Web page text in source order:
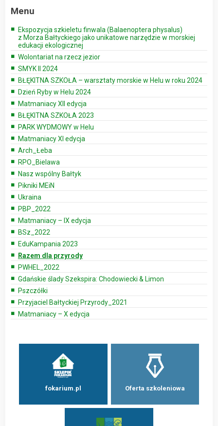
Menu
Ekspozycja szkieletu finwala (Balaenoptera physalus)
z Morza Bałtyckiego jako unikatowe narzędzie w morskiej
edukacji ekologicznej
Wolontariat na rzecz jezior
SMYK II 2024
BŁĘKITNA SZKOŁA – warsztaty morskie w Helu w roku 2024
Dzień Ryby w Helu 2024
Matmaniacy XII edycja
BŁĘKITNA SZKOŁA 2023
PARK WYDMOWY w Helu
Matmaniacy XI edycja
Arch_Łeba
RPO_Bielawa
Nasz wspólny Bałtyk
Pikniki MEiN
Ukraina
PBP_2022
Matmaniacy – IX edycja
BSz_2022
EduKampania 2023
Razem dla przyrody
PWHEL_2022
Gdańskie ślady Szekspira: Chodowiecki & Limon
Pszczółki
Przyjaciel Bałtyckiej Przyrody_2021
Matmaniacy – X edycja
fokarium.pl Oferta szkoleniowa